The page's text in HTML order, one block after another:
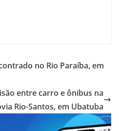
no Rio Paraíba, em
entre carro e ônibus na
Rio-Santos, em Ubatuba